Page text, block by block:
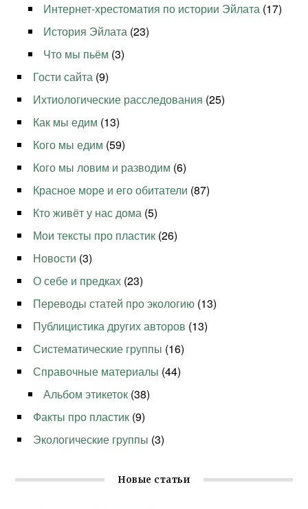
Интернет-хрестоматия по истории Эйлата (17)
История Эйлата (23)
Что мы пьём (3)
Гости сайта (9)
Ихтиологические расследования (25)
Как мы едим (13)
Кого мы едим (59)
Кого мы ловим и разводим (6)
Красное море и его обитатели (87)
Кто живёт у нас дома (5)
Мои тексты про пластик (26)
Новости (3)
О себе и предках (23)
Переводы статей про экологию (13)
Публицистика других авторов (13)
Систематические группы (16)
Справочные материалы (44)
Альбом этикеток (38)
Факты про пластик (9)
Экологические группы (3)
Новые статьи